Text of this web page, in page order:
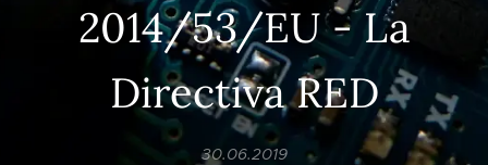
2014/53/EU - La
Directiva RED
30.06.2019